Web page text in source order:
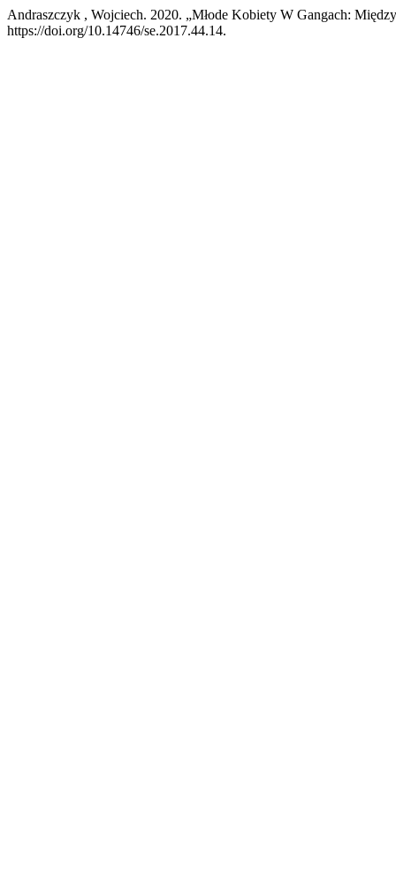
Andraszczyk , Wojciech. 2020. „Młode Kobiety W Gangach:
https://doi.org/10.14746/se.2017.44.14.